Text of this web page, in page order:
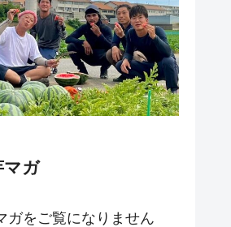
マガ
ガをご覧になりません